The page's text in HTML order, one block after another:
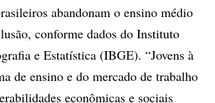
abandonam o ensino médio
conforme dados do Instituto
e Estatística (IBGE). “Jovens à
de ensino e do mercado de trabalho
econômicas e sociais